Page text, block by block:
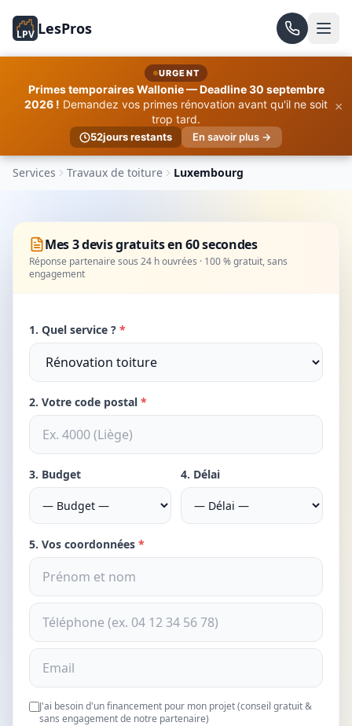
LPV LesPros
URGENT
Primes temporaires Wallonie — Deadline 30 septembre
2026 ! Demandez vos primes rénovation avant qu'il ne soit
trop tard.
52jours restants En savoir plus →
×
Services Travaux de toiture Luxembourg
Mes 3 devis gratuits en 60 secondes
Réponse partenaire sous 24 h ouvrées · 100 % gratuit, sans
engagement
1. Quel service ? *
2. Votre code postal *
3. Budget 4. Délai
5. Vos coordonnées *
J'ai besoin d'un financement pour mon projet (conseil gratuit &
sans engagement de notre partenaire)